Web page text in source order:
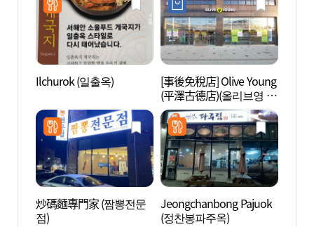
Ilchurok (일출옥)
[事後免稅店] Olive Young
(平澤古德店)(올리브영 평
택고덕점)
炒碼麵專門家 (짬뽕전문
점)
Jeongchanbong Pajuok
(정찬봉파주옥)